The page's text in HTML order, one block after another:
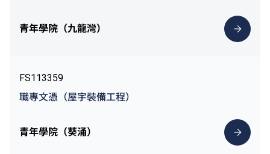
青年學院（九龍灣）
FS113359
職專文憑（屋宇裝備工程）
青年學院（葵涌）